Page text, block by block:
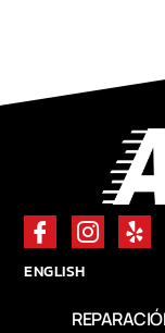
ENGLISH